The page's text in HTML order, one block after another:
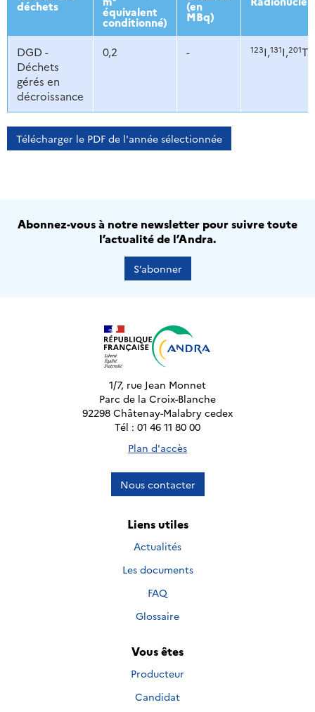
déchets équivalent
conditionné)
(en
MBq)
DGD -
Déchets
gérés en
décroissance
0,2 - 123I,131I,201Tl,
Télécharger le PDF de l'année sélectionnée
Abonnez-vous à notre newsletter pour suivre toute
l’actualité de l’Andra.
S’abonner
1/7, rue Jean Monnet
Parc de la Croix-Blanche
92298 Châtenay-Malabry cedex
Tél : 01 46 11 80 00
Plan d'accès
Nous contacter
Liens utiles
Actualités
Les documents
FAQ
Glossaire
Vous êtes
Producteur
Candidat